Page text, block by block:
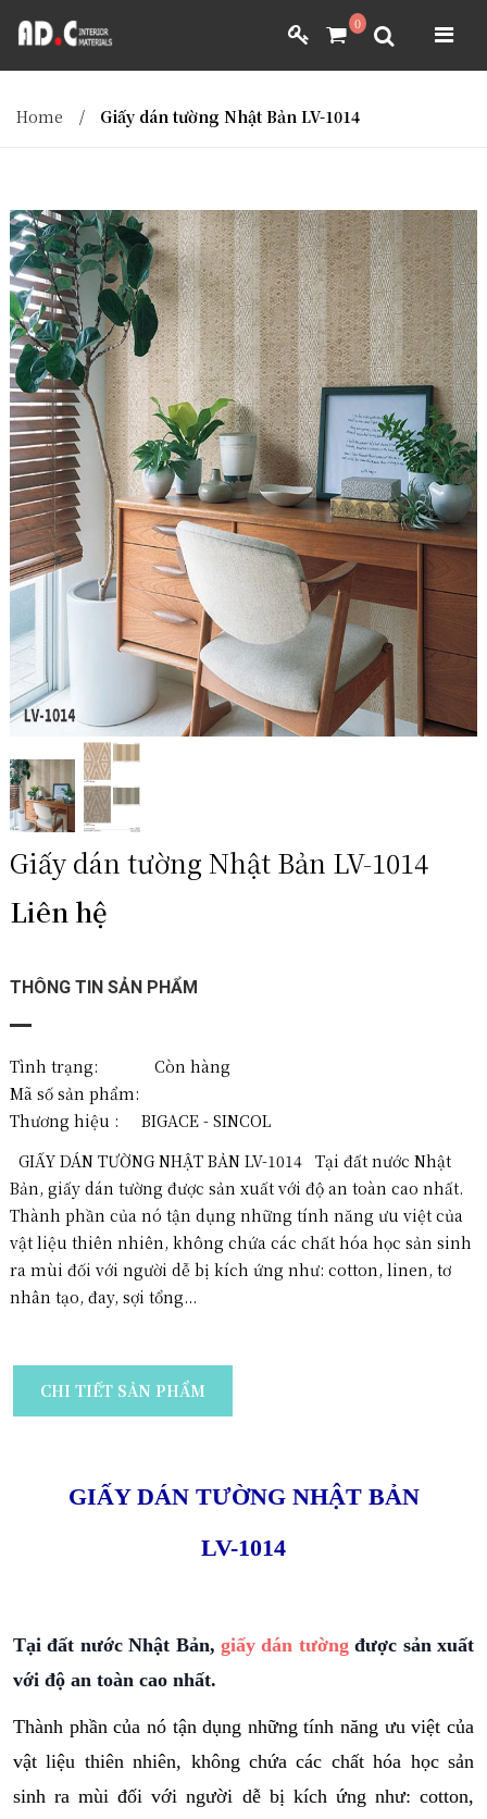
0
GIẤY DÁN TƯỜNG NHẬT BẢN
MÀNH RÈM NHẬT BẢN FILM DÁN NỘI THẤT VẢI BỌC NỘI THẤT
DÀNH CHO ĐẠI LÝ
YÊU CẦU BÁO GIÁ
ADC INTERIOR
GIẤY DÁN TƯỜNG NHẬT BẢN
MÀNH RÈM NHẬT BẢN
VẢI BỌC NỘI THẤT
DÀNH CHO ĐẠI LÝ
YÊU CẦU BÁO GIÁ
Home / Giấy dán tường Nhật Bản LV-1014
Giấy dán tường Nhật Bản LV-1014
Liên hệ
THÔNG TIN SẢN PHẨM
Tình trạng: Còn hàng
Mã số sản phẩm:
Thương hiệu :
BIGACE - SINCOL
GIẤY DÁN TƯỜNG NHẬT BẢN LV-1014 Tại đất nước Nhật
Bản, giấy dán tường được sản xuất với độ an toàn cao nhất.
Thành phần của nó tận dụng những tính năng ưu việt của
vật liệu thiên nhiên, không chứa các chất hóa học sản sinh
ra mùi đối với người dễ bị kích ứng như: cotton, linen, tơ
nhân tạo, đay, sợi tổng...
CHI TIẾT SẢN PHẨM
GIẤY DÁN TƯỜNG NHẬT BẢN
LV-1014
Tại đất nước Nhật Bản, giấy dán tườngđược sản xuất
với độ an toàn cao nhất.
Thành phần của nó tận dụng những tính năng ưu việt của
vật liệu thiên nhiên, không chứa các chất hóa học sản
sinh ra mùi đối với người dễ bị kích ứng như: cotton,